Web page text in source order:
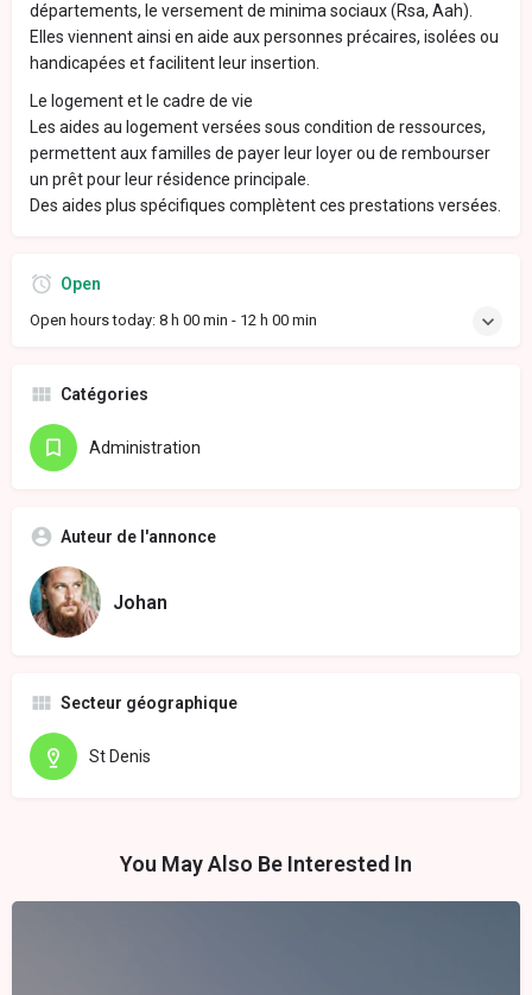
départements, le versement de minima sociaux (Rsa, Aah).
Elles viennent ainsi en aide aux personnes précaires, isolées ou
handicapées et facilitent leur insertion.
Le logement et le cadre de vie
Les aides au logement versées sous condition de ressources,
permettent aux familles de payer leur loyer ou de rembourser
un prêt pour leur résidence principale.
Des aides plus spécifiques complètent ces prestations versées.
Open
Open hours today: 8 h 00 min - 12 h 00 min
Catégories
Administration
Auteur de l'annonce
Johan
Secteur géographique
St Denis
You May Also Be Interested In